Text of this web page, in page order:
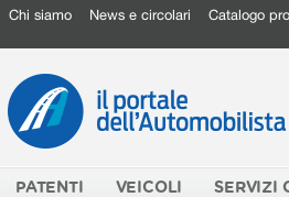
Chi siamo News e circolari Catalogo
PATENTI VEICOLI SERVIZI